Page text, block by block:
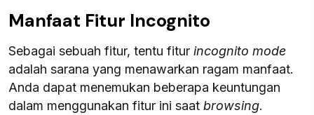
Manfaat Fitur Incognito
Sebagai sebuah fitur, tentu fitur incognito mode
adalah sarana yang menawarkan ragam manfaat.
Anda dapat menemukan beberapa keuntungan
dalam menggunakan fitur ini saat browsing.